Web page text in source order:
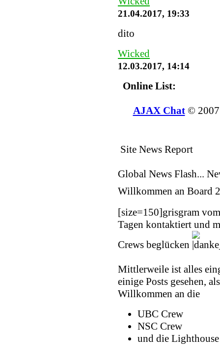
21.04.2017, 19:33
dito
Wicked
12.03.2017, 14:14
Online List:
AJAX Chat©
Site News Report
Global News Flash...
Willkommen an Board
[size=150]grisgram
Tagen kontaktiert und
Crews beglücken
Mittlerweile ist alles
einige Posts gesehen,
Willkommen an die
UBC Crew
NSC Crew
und die Lighthouse